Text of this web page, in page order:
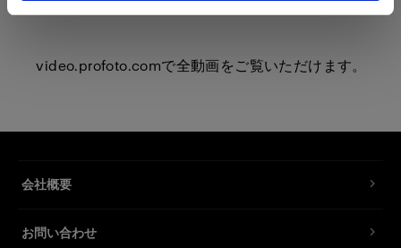
video.profoto.comで全動画をご覧いただけます。
会社概要
お問い合わせ